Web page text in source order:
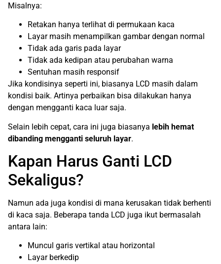
Misalnya:
Retakan hanya terlihat di permukaan kaca
Layar masih menampilkan gambar dengan normal
Tidak ada garis pada layar
Tidak ada kedipan atau perubahan warna
Sentuhan masih responsif
Jika kondisinya seperti ini, biasanya LCD masih dalam
kondisi baik. Artinya perbaikan bisa dilakukan hanya
dengan mengganti kaca luar saja.
Selain lebih cepat, cara ini juga biasanya lebih hemat
dibanding mengganti seluruh layar.
Kapan Harus Ganti LCD
Sekaligus?
Namun ada juga kondisi di mana kerusakan tidak berhenti
di kaca saja. Beberapa tanda LCD juga ikut bermasalah
antara lain:
Muncul garis vertikal atau horizontal
Layar berkedip